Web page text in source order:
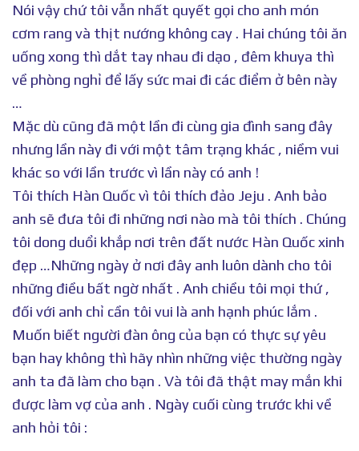
Nói vậy chứ tôi vẫn nhất quyết gọi cho anh món
cơm rang và thịt nướng không cay . Hai chúng tôi ăn
uống xong thì dắt tay nhau đi dạo , đêm khuya thì
về phòng nghỉ để lấy sức mai đi các điểm ở bên này
…
Mặc dù cũng đã một lần đi cùng gia đình sang đây
nhưng lần này đi với một tâm trạng khác , niềm vui
khác so với lần trước vì lần này có anh !
Tôi thích Hàn Quốc vì tôi thích đảo Jeju . Anh bảo
anh sẽ đưa tôi đi những nơi nào mà tôi thích . Chúng
tôi dong duổi khắp nơi trên đất nước Hàn Quốc xinh
đẹp …Những ngày ở nơi đây anh luôn dành cho tôi
những điều bất ngờ nhất . Anh chiều tôi mọi thứ ,
đối với anh chỉ cần tôi vui là anh hạnh phúc lắm .
Muốn biết người đàn ông của bạn có thực sự yêu
bạn hay không thì hãy nhìn những việc thường ngày
anh ta đã làm cho bạn . Và tôi đã thật may mắn khi
được làm vợ của anh . Ngày cuối cùng trước khi về
anh hỏi tôi :